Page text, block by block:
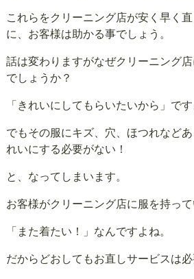
これらをクリーニング店が安く早く
に、お客様は助かる事でしょう。
話は変わりますがなぜクリーニング
でしょうか？
「きれいにしてもらいたいから」です
でもその服にキズ、穴、ほつれなど
れいにする必要がない！
と、なってしまいます。
お客様がクリーニング店に服を持って
「また着たい！」なんですよね。
だからどおしてもお直しサービスは必